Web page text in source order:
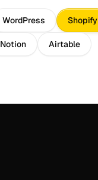
WordPress Shopify
Notion Airtable